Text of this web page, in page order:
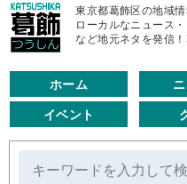
東京都葛飾区の地域
ローカルなニュース
など地元ネタを発信
ホーム
イベント